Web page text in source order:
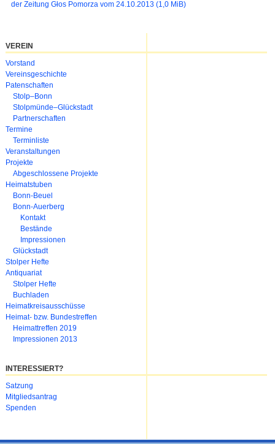
der Zeitung Głos Pomorza vom 24.10.2013 (1,0 MiB)
VEREIN
Navigation
überspringen
Vorstand
Vereinsgeschichte
Patenschaften
Stolp–Bonn
Stolpmünde–Glückstadt
Partnerschaften
Termine
Terminliste
Veranstaltungen
Projekte
Abgeschlossene Projekte
Heimatstuben
Bonn-Beuel
Bonn-Auerberg
Kontakt
Bestände
Impressionen
Glückstadt
Stolper Hefte
Antiquariat
Stolper Hefte
Buchladen
Heimatkreisausschüsse
Heimat- bzw. Bundestreffen
Heimattreffen 2019
Impressionen 2013
INTERESSIERT?
Navigation
überspringen
Satzung
Mitgliedsantrag
Spenden